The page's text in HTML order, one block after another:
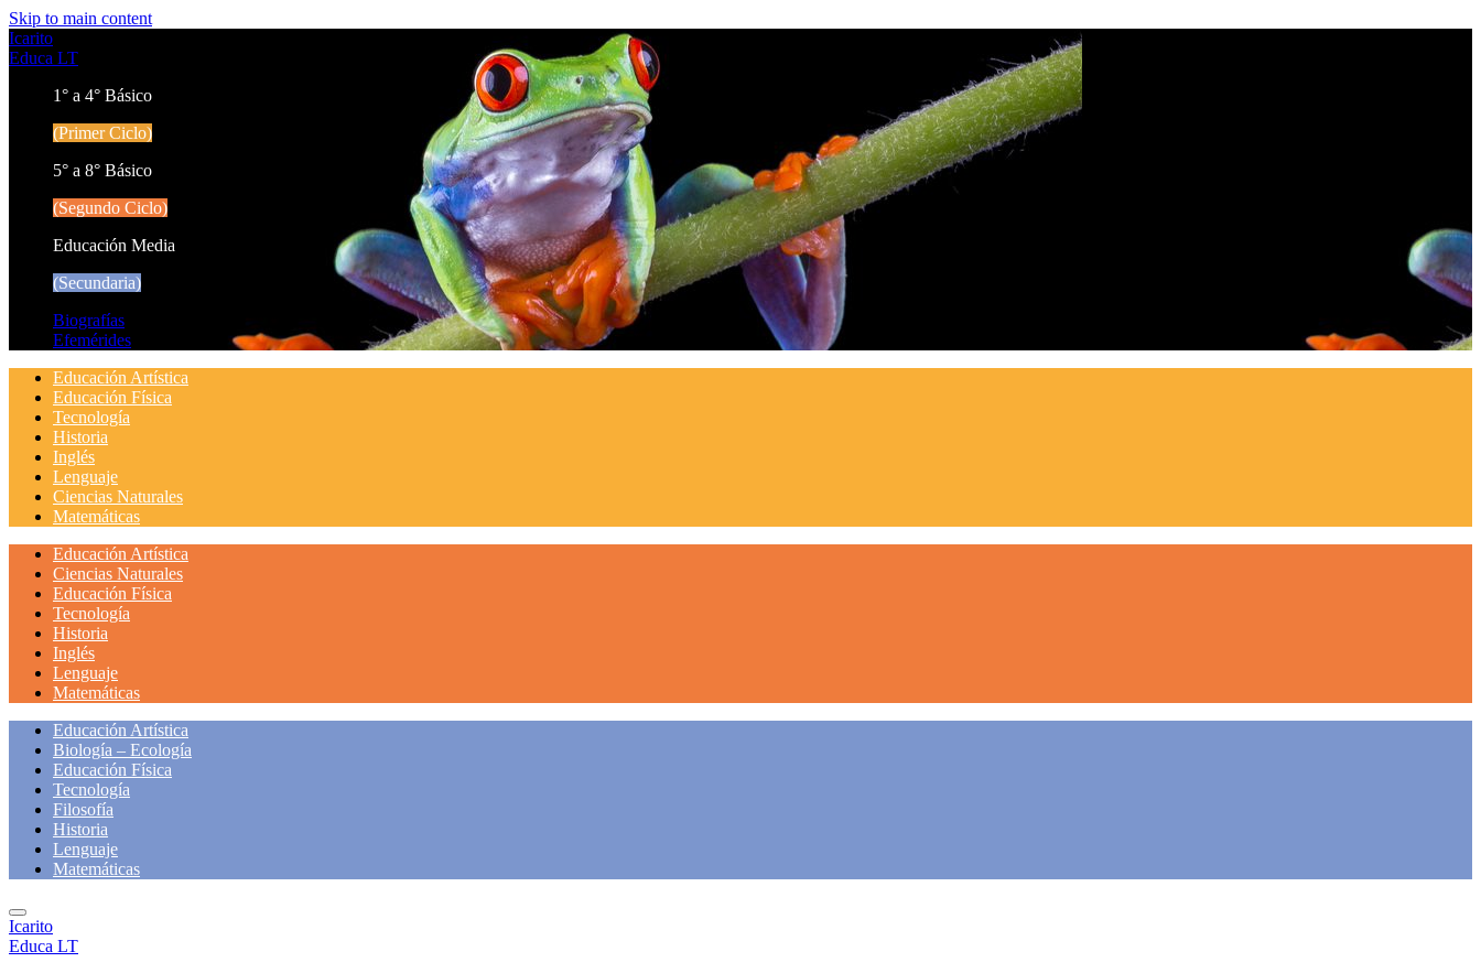
Skip to main content
Icarito
Educa LT
1° a 4° Básico
(Primer Ciclo)
5° a 8° Básico
(Segundo Ciclo)
Educación Media
(Secundaria)
Biografías
Efemérides
Educación Artística
Educación Física
Tecnología
Historia
Inglés
Lenguaje
Ciencias Naturales
Matemáticas
Educación Artística
Ciencias Naturales
Educación Física
Tecnología
Historia
Inglés
Lenguaje
Matemáticas
Educación Artística
Biología – Ecología
Educación Física
Tecnología
Filosofía
Historia
Lenguaje
Matemáticas
Icarito
Educa LT